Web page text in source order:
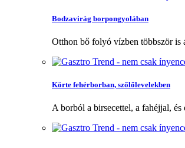
Bodzavirág borpongyolában
Otthon bő folyó vízben többször is
Körte fehérborban, szőlőlevelekben
A borból a birsecettel, a fahéjjal, és